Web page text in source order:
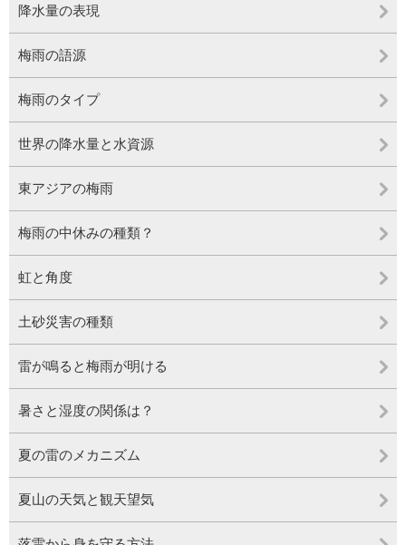
降水量の表現
梅雨の語源
梅雨のタイプ
世界の降水量と水資源
東アジアの梅雨
梅雨の中休みの種類？
虹と角度
土砂災害の種類
雷が鳴ると梅雨が明ける
暑さと湿度の関係は？
夏の雷のメカニズム
夏山の天気と観天望気